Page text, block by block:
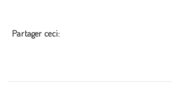
Partager ceci: